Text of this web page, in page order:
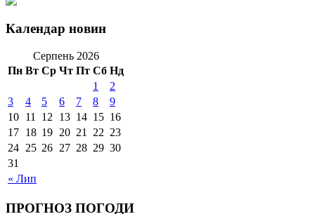
Календар новин
Серпень 2026
Пн Вт Ср Чт Пт Сб Нд
« Лип
1
2
3
4 5 6 7 8
9
10 11 12 13 14 15 16
17 18 19 20 21 22 23
24 25 26 27 28 29 30
31
ПРОГНОЗ ПОГОДИ